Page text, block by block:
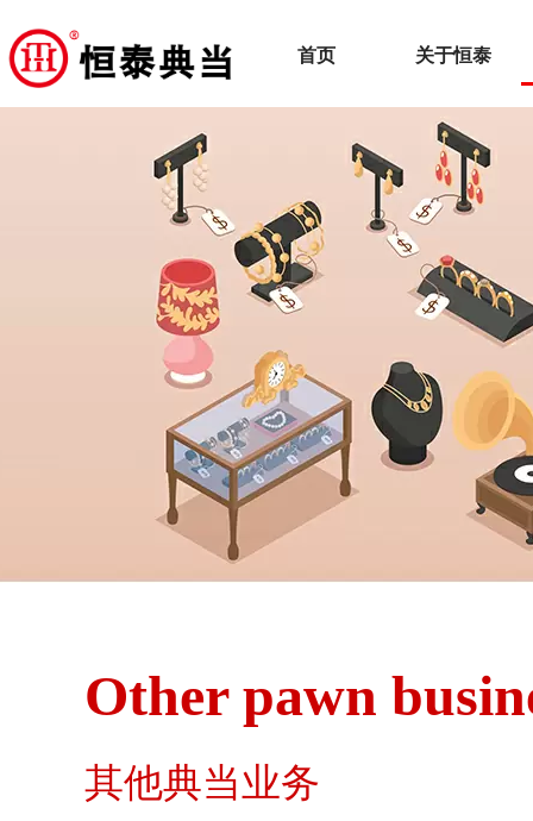
首页 关于恒泰
Other pawn
其他典当业务